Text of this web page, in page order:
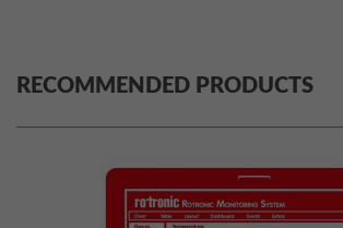
RECOMMENDED PRODUCTS